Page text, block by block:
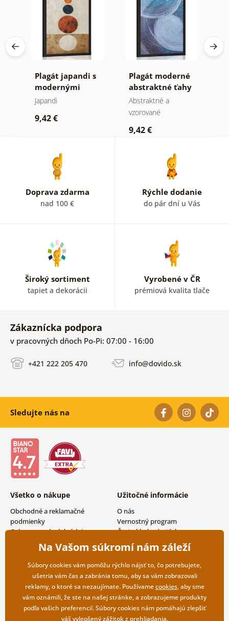
Plagát japandi s
modernými
kruhmi
Japandi
9,42 €
Plagát moderné
abstraktné ťahy
Abstraktné a
vzorované
9,42 €
Doprava zdarma
nad 100 €
Rýchle dodanie
do pár dní u Vás
Široký sortiment
tapiet a dekorácii
Vyrobené v ČR
prémiová kvalita tlače
Zákaznícka podpora
v pracovných dňoch Po-Pi: 07:00 - 16:00
+421 222 205 470 info@dovido.sk
Sledujte nás na
Všetko o nákupe
Obchodné a reklamačné
podmienky
Ochrana osobných údajov
Možnosti dopravy a platby
Vrátenie tovaru
Užitočné informácie
O nás
Vernostný program
Často kladené otázky
Magazín
Kontakty
Veľkoobchodná spolupráca
Na Vašom súkromí nám záleží
Súbory cookies vám pomôžu rýchlo nájsť to, čo potrebujete,
ušetria vám čas a zabránia tomu, aby sa vám zobrazovali
reklamy, o ktoré sa nezaujímate. Používamecookies, aby sme
vám oznámili, že ste na našej stránke, a zobrazujeme produkty
podľa vašich preferencií. Súbory cookies nám pomáhajú zlepšiť
váš vylepšený zážitok z prehliadania.